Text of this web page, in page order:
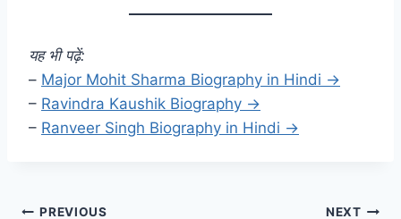
यह भी पढ़ें:
– Major Mohit Sharma Biography in Hindi →
– Ravindra Kaushik Biography →
– Ranveer Singh Biography in Hindi →
PREVIOUS NEXT